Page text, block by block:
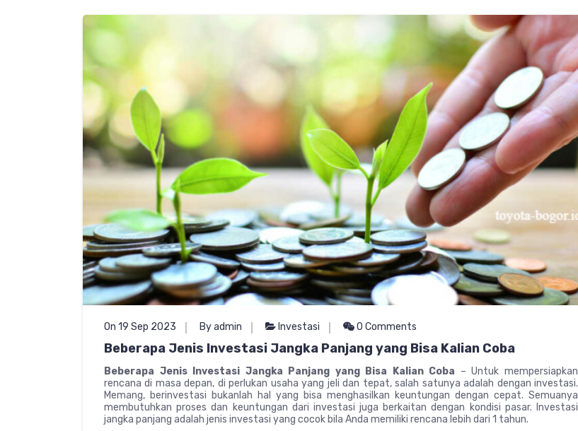
On 19 Sep 2023 By admin Investasi 0 Comments
Beberapa Jenis Investasi Jangka Panjang yang Bisa Kalian Coba
Beberapa Jenis Investasi Jangka Panjang yang Bisa Kalian Coba – Untuk mempersiapkan
rencana di masa depan, di perlukan usaha yang jeli dan tepat, salah satunya adalah dengan investasi.
Memang, berinvestasi bukanlah hal yang bisa menghasilkan keuntungan dengan cepat. Semuanya
membutuhkan proses dan keuntungan dari investasi juga berkaitan dengan kondisi pasar. Investasi
jangka panjang adalah jenis investasi yang cocok bila Anda memiliki rencana lebih dari 1 tahun.